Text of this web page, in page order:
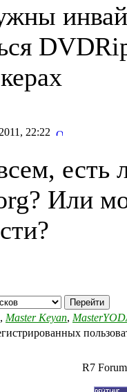
22:22
есть
Или
, Master Keyan,
R7